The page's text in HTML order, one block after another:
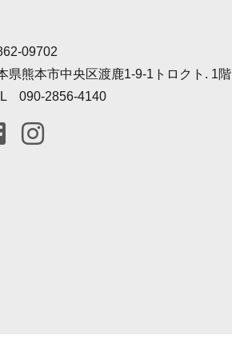
09702
県熊本市中央区渡鹿1-9-1 トロクト. 1階
090-2856-4140